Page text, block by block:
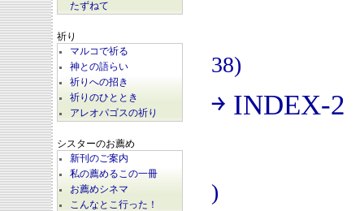
たずねて
祈り
マルコで祈る
神との語らい
祈りへの招き
祈りのひととき
アレオパゴスの祈り
シスターのお薦め
新刊のご案内
私の薦めるこの一冊
お薦めシネマ
こんなとこ行った！
38)
￫ INDEX-2
)